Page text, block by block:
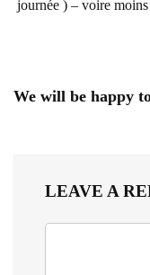
journée ) – voire moins
We will be happy
LEAVE A